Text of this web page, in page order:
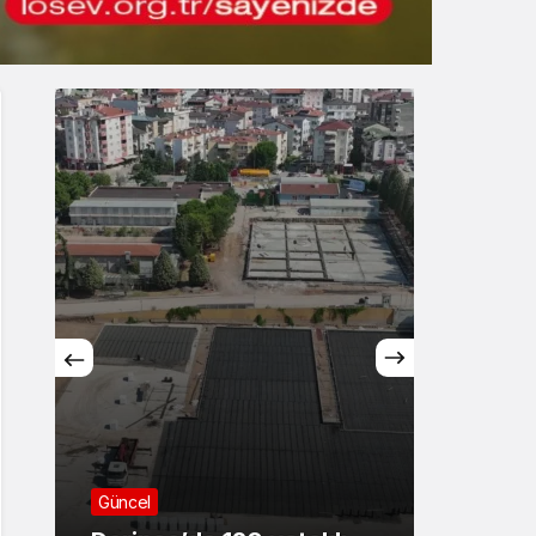
Gece Modu
Sistem Modu
Sistem modunu seçin.
Asayiş